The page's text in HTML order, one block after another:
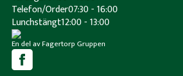
Telefon/Order07:30 - 16:00
Lunchstängt12:00 - 13:00
En del av Fagertorp Gruppen